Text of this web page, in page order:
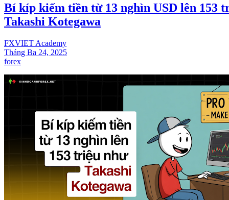
Bí kíp kiếm tiền từ 13 nghìn USD lên 153
Takashi Kotegawa
FXVIET Academy
Tháng Ba 24, 2025
forex